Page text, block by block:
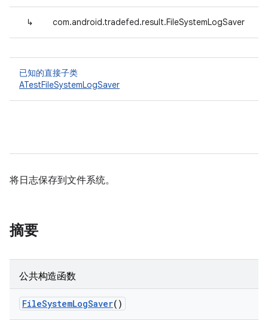
↳ com.android.tradefed.result.FileSystemLogSaver
已知的直接子类
ATestFileSystemLogSaver
将日志保存到文件系统。
摘要
公共构造函数
FileSystemLogSaver()